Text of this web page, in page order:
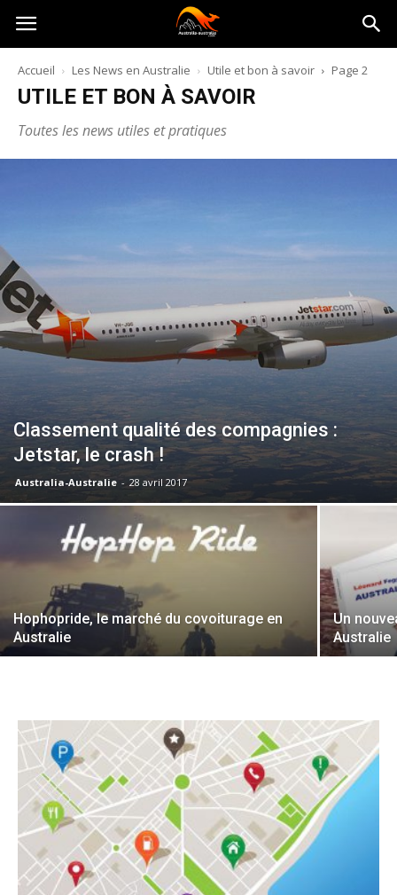
Australia-
australie.com
Accueil Les News en Australie Utile et bon à savoir Page 2
UTILE ET BON À SAVOIR
Toutes les news utiles et pratiques
Classement qualité des compagnies :
Jetstar, le crash !
Australia-Australie - 28 avril 2017
Hophopride, le marché du covoiturage en
Australie
Un
Australie